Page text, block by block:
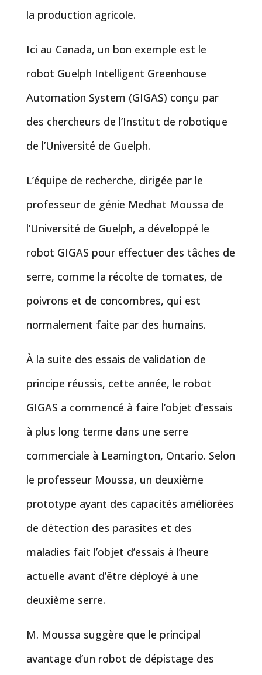
la production agricole.
Ici au Canada, un bon exemple est le
robot Guelph Intelligent Greenhouse
Automation System (GIGAS) conçu par
des chercheurs de l’Institut de robotique
de l’Université de Guelph.
L’équipe de recherche, dirigée par le
professeur de génie Medhat Moussa de
l’Université de Guelph, a développé le
robot GIGAS pour effectuer des tâches de
serre, comme la récolte de tomates, de
poivrons et de concombres, qui est
normalement faite par des humains.
À la suite des essais de validation de
principe réussis, cette année, le robot
GIGAS a commencé à faire l’objet d’essais
à plus long terme dans une serre
commerciale à Leamington, Ontario. Selon
le professeur Moussa, un deuxième
prototype ayant des capacités améliorées
de détection des parasites et des
maladies fait l’objet d’essais à l’heure
actuelle avant d’être déployé à une
deuxième serre.
M. Moussa suggère que le principal
avantage d’un robot de dépistage des